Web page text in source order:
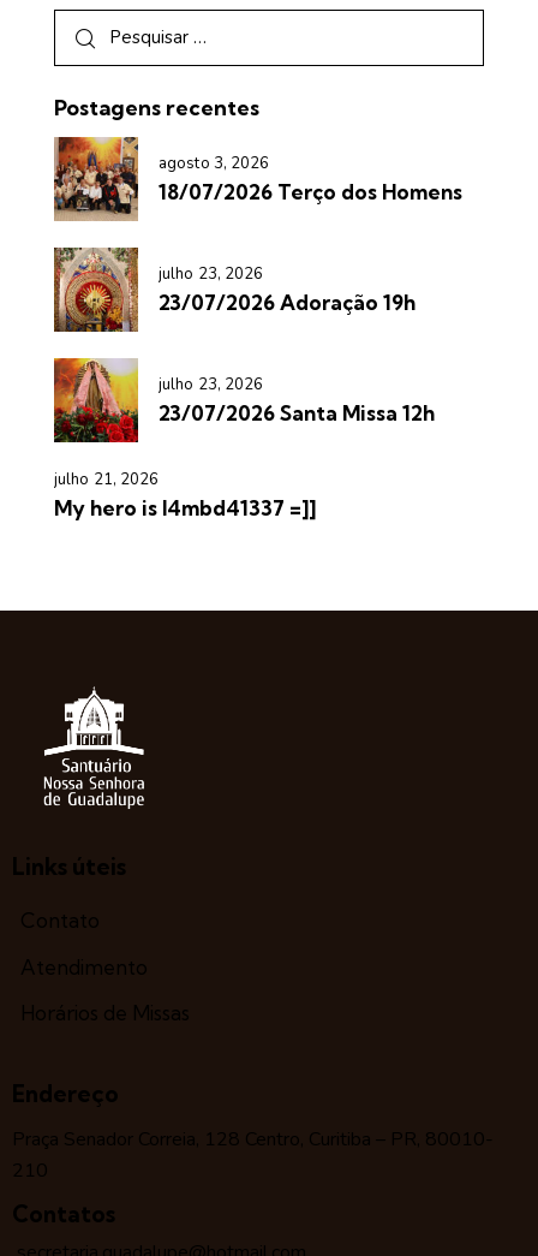
Postagens recentes
agosto 3, 2026
18/07/2026 Terço dos Homens
julho 23, 2026
23/07/2026 Adoração 19h
julho 23, 2026
23/07/2026 Santa Missa 12h
julho 21, 2026
My hero is l4mbd41337 =]]
Links úteis
Contato
Atendimento
Horários de Missas
Endereço
Praça Senador Correia, 128 Centro, Curitiba – PR, 80010-
210
Contatos